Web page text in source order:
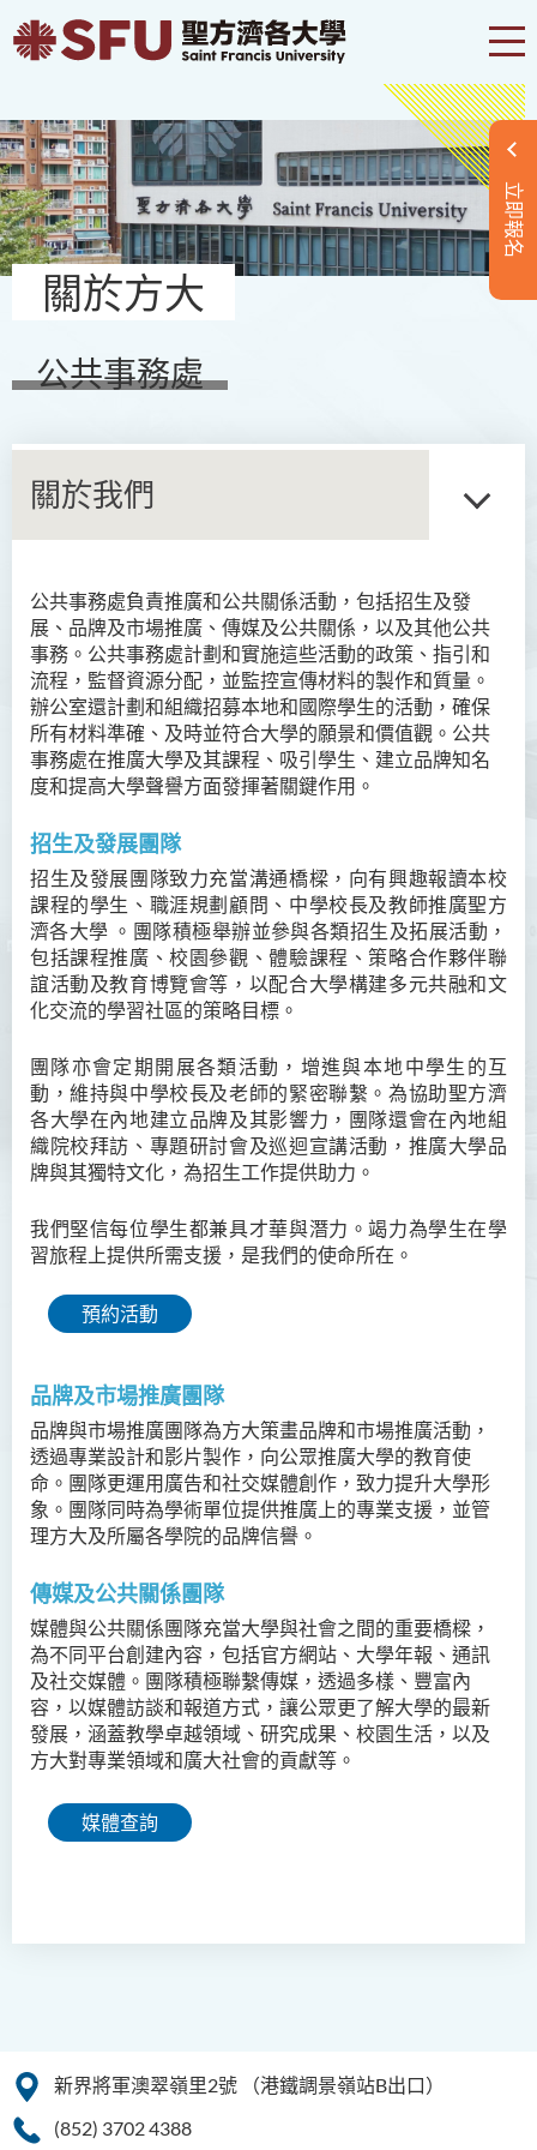
立即報名
關於方大
公共事務處
關於我們
公共事務處負責推廣和公共關係活動，包括招生及發
展 、 品牌及市場推廣 、 傳媒及公共關係，以及其他公共
事務。 公共事務處計劃和實施這些活動的政策、指引和
流程，監督資源分配，並監控宣傳材料的製作和質量。
辦公室還計劃和組織招募本地和國際學生的活動，確保
所有材料準確、及時並符合大學的願景和價值觀。 公共
事務處在推廣大學及其課程、吸引學生、建立品牌知名
度和提高大學聲譽方面發揮著關鍵作用。
招生及發展團隊
招生及發展團隊致力充當溝通橋樑，向有興趣報讀本校
課程的學生、職涯規劃顧問、中學校長及教師推廣聖方
濟各大學 。團隊積極舉辦並參與各類招生及拓展活動，
包括課程推廣、校園參觀、體驗課程、策略合作夥伴聯
誼活動及教育博覽會等，以配合大學構建多元共融和文
化交流的學習社區的策略目標。
團隊亦會定期開展各類活動，增進與本地中學生的互
動，維持與中學校長及老師的緊密聯繫。為協助聖方濟
各大學在內地建立品牌及其影響力，團隊還會在內地組
織院校拜訪、專題研討會及巡迴宣講活動，推廣大學品
牌與其獨特文化，為招生工作提供助力。
我們堅信每位學生都兼具才華與潛力。竭力為學生在學
習旅程上提供所需支援，是我們的使命所在。
預約活動
品牌及市場推廣團隊
品牌與市場推廣團隊為方大策畫品牌和市場推廣活動，
透過專業設計和影片製作，向公眾推廣大學的教育使
命。團隊更運用廣告和社交媒體創作，致力提升大學形
象。團隊同時為學術單位提供推廣上的專業支援，並管
理方大及所屬各學院的品牌信譽。
傳媒及公共關係團隊
媒體與公共關係團隊充當大學與社會之間的重要橋樑，
為不同平台創建內容，包括官方網站、大學年報、通訊
及社交媒體。團隊積極聯繫傳媒，透過多樣、豐富內
容，以媒體訪談和報道方式，讓公眾更了解大學的最新
發展，涵蓋教學卓越領域、研究成果、校園生活，以及
方大對專業領域和廣大社會的貢獻等。
媒體查詢
關於我們
新聞稿
傳媒採訪
最新消息
活動相片集
職員名錄
新界將軍澳翠嶺里2號
（港鐵調景嶺站B出口）
(852) 3702 4388